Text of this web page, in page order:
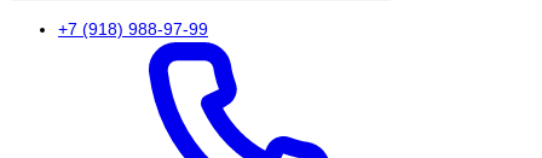
+7 (918) 988-97-99